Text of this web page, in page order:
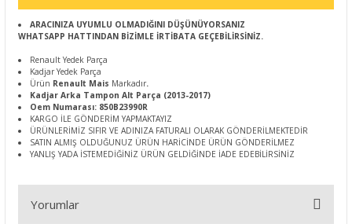
ARACINIZA UYUMLU OLMADIĞINI DÜŞÜNÜYORSANIZ
WHATSAPP HATTINDAN BİZİMLE İRTİBATA GEÇEBİLİRSİNİZ.
Renault Yedek Parça
Kadjar Yedek Parça
Ürün Renault Mais Markadır.
Kadjar Arka Tampon Alt Parça (2013-2017)
Oem Numarası: 850B23990R
KARGO İLE GÖNDERİM YAPMAKTAYIZ
ÜRÜNLERİMİZ SIFIR VE ADINIZA FATURALI OLARAK GÖNDERİLMEKTEDİR
SATIN ALMIŞ OLDUĞUNUZ ÜRÜN HARİCİNDE ÜRÜN GÖNDERİLMEZ
YANLIŞ YADA İSTEMEDİĞİNİZ ÜRÜN GELDİĞİNDE İADE EDEBİLİRSİNİZ
Yorumlar